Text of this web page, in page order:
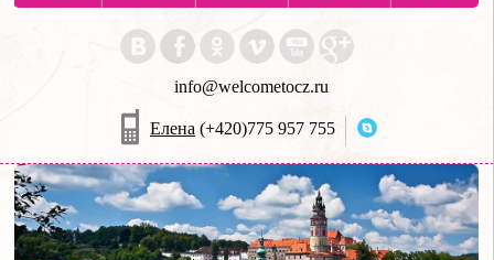
info@welcometocz.ru
Елена (+420)775 957 755